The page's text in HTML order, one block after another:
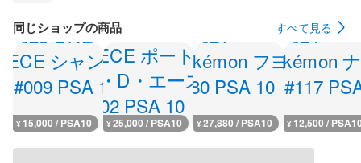
同じショップの商品 すべて見る
¥ 15,000 / PSA10 ¥25,000 / PSA10 ¥27,880 / PSA10 ¥ 12,500 /